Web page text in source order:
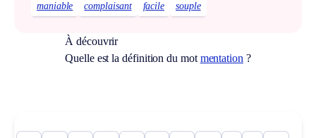
maniable
complaisant facile souple
À découvrir
Quelle est la définition du mot mentation ?